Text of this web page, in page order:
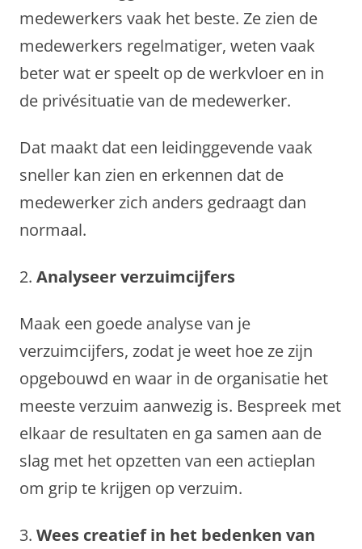
medewerkers vaak het beste. Ze zien de
medewerkers regelmatiger, weten vaak
beter wat er speelt op de werkvloer en in
de privésituatie van de medewerker.
Dat maakt dat een leidinggevende vaak
sneller kan zien en erkennen dat de
medewerker zich anders gedraagt dan
normaal.
2. Analyseer verzuimcijfers
Maak een goede analyse van je
verzuimcijfers, zodat je weet hoe ze zijn
opgebouwd en waar in de organisatie het
meeste verzuim aanwezig is. Bespreek met
elkaar de resultaten en ga samen aan de
slag met het opzetten van een actieplan
om grip te krijgen op verzuim.
3. Wees creatief in het bedenken van